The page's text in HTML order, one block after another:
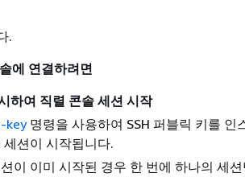
.
에 연결하려면
하여 직렬 콘솔 세션 시작
key명령을 사용하여 SSH 퍼블릭 키를 인
션이 시작됩니다.
이 이미 시작된 경우 한 번에 하나의 세션